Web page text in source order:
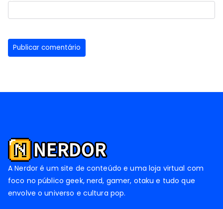
A Nerdor é um site de conteúdo e uma loja virtual com
foco no público geek, nerd, gamer, otaku e tudo que
envolve o universo e cultura pop.